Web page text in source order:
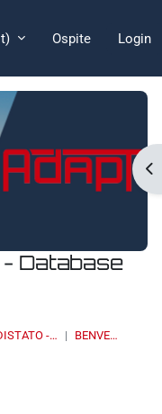
Ospite Login
Database
FARE APPRENDISTATO - DATABASE BENVENUTO